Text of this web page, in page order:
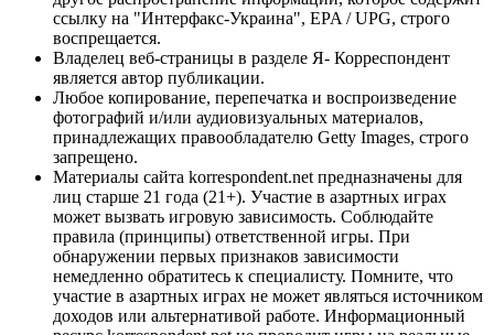
ссылку на "Интерфакс-Украина", EPA / UPG, строго
воспрещается.
Владелец веб-страницы в разделе Я- Корреспондент
является автор публикации.
Любое копирование, перепечатка и воспроизведение
фотографий и/или аудиовизуальных материалов,
принадлежащих правообладателю Getty Images, строго
запрещено.
Материалы сайта korrespondent.net предназначены для
лиц старше 21 года (21+). Участие в азартных играх
может вызвать игровую зависимость. Соблюдайте
правила (принципы) ответственной игры. При
обнаружении первых признаков зависимости
немедленно обратитесь к специалисту. Помните, что
участие в азартных играх не может являться источником
доходов или альтернативой работе. Информационный